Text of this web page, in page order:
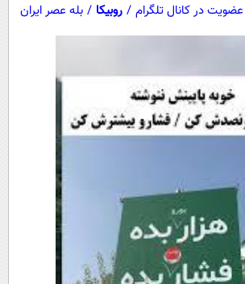
عضویت در کانال تلگرام / روبیکا / بله عصر ایران